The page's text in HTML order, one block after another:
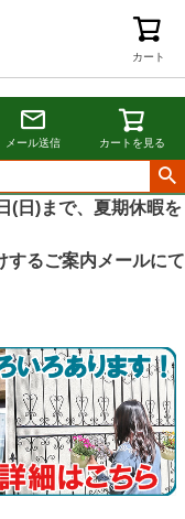
カート
メール送信 カートを見る
(日)まで、夏期休暇を
るご案内メールにて